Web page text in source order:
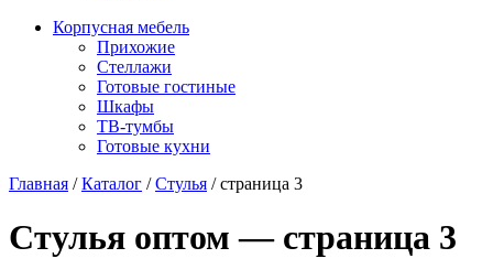
Корпусная мебель
Прихожие
Стеллажи
Готовые гостиные
Шкафы
ТВ-тумбы
Готовые кухни
Главная /Каталог /Стулья /страница 3
Стулья оптом — страница 3